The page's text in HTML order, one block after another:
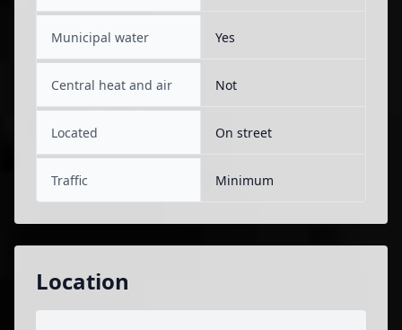
Municipal water Yes
Central heat and air Not
Located On street
Traffic Minimum
Location